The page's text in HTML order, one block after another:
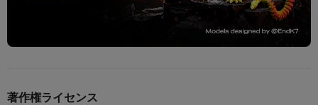
著作権ライセンス